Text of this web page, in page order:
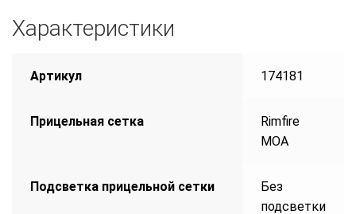
Характеристики
Артикул 174181
Прицельная сетка
Rimfire
MOA
Подсветка прицельной сетки
Без
подсветки